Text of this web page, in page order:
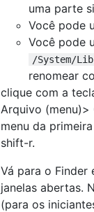
uma parte
Você pode
Você pode
/System/
renomear
clique com a
Arquivo
menu da
shift-r.
Vá para o Finder
janelas abertas.
(para os